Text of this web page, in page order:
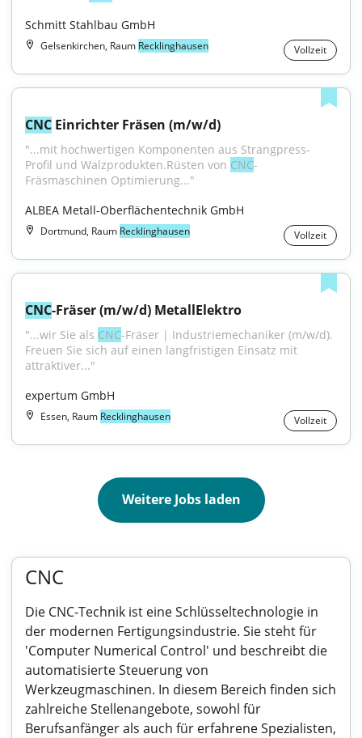
Schmitt Stahlbau GmbH
Gelsenkirchen, Raum Recklinghausen Vollzeit
CNC Einrichter Fräsen (m/w/d)
"...mit hochwertigen Komponenten aus Strangpress-
Profil und Walzprodukten.Rüsten von CNC-
Fräsmaschinen Optimierung..."
ALBEA Metall-Oberflächentechnik GmbH
Dortmund, Raum Recklinghausen Vollzeit
CNC-Fräser (m/w/d) MetallElektro
"...wir Sie als CNC-Fräser | Industriemechaniker (m/w/d).
Freuen Sie sich auf einen langfristigen Einsatz mit
attraktiver..."
expertum GmbH
Essen, Raum Recklinghausen Vollzeit
Weitere Jobs laden
CNC
Die CNC-Technik ist eine Schlüsseltechnologie in
der modernen Fertigungsindustrie. Sie steht für
'Computer Numerical Control' und beschreibt die
automatisierte Steuerung von
Werkzeugmaschinen. In diesem Bereich finden sich
zahlreiche Stellenangebote, sowohl für
Berufsanfänger als auch für erfahrene Spezialisten,